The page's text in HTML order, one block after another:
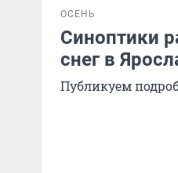
ОСЕНЬ
Синоптики
снег в
Публикуем